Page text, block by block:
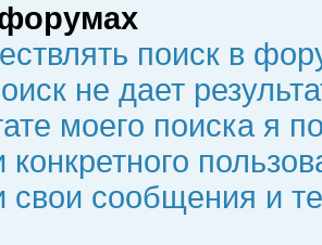
поиск в
не дает
моего поиска я
конкретного
свои сообщения и